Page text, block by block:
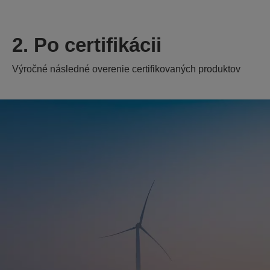
2. Po certifikácii
Výročné následné overenie certifikovaných produktov